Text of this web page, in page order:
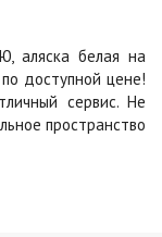
1 040 ₽/м2
аляска белая на
доступной цене!
сервис. Не
пространство